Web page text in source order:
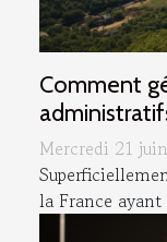
Comment
Mercredi 21
la France ayant